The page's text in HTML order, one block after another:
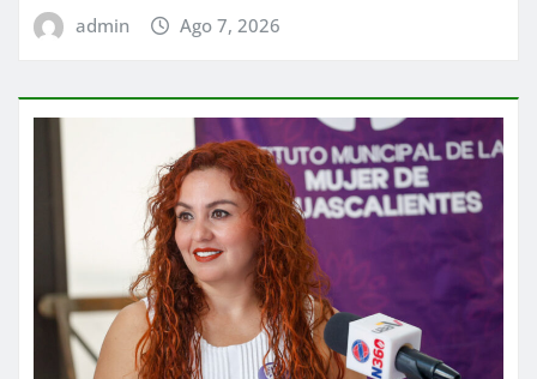
admin Ago 7, 2026